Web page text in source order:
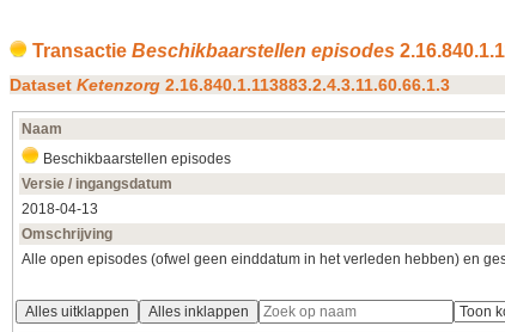
Transactie Beschikbaarstellen episodes
Dataset Ketenzorg 2.16.840.1.113883.2.4.3.11.60.66.1.3
Naam
Beschikbaarstellen episodes
Versie / ingangsdatum
2018‑04‑13
Omschrijving
Alle open episodes (ofwel geen einddatum in het verleden hebben) en
Alles uitklappen
Alles inklappen